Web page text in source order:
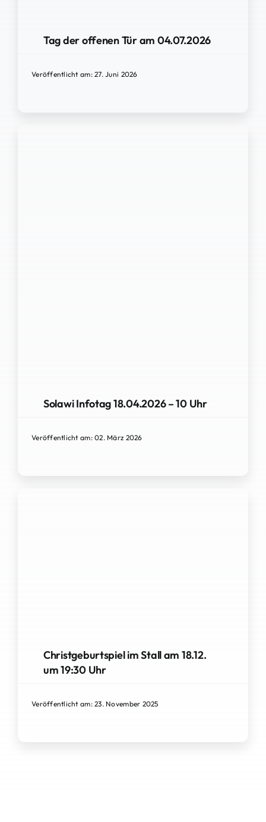
Tag der offenen Tür am 04.07.2026
Veröffentlicht am: 27. Juni 2026
Solawi Infotag 18.04.2026 – 10 Uhr
Veröffentlicht am: 02. März 2026
Christgeburtspiel im Stall am 18.12.
um 19:30 Uhr
Veröffentlicht am: 23. November 2025